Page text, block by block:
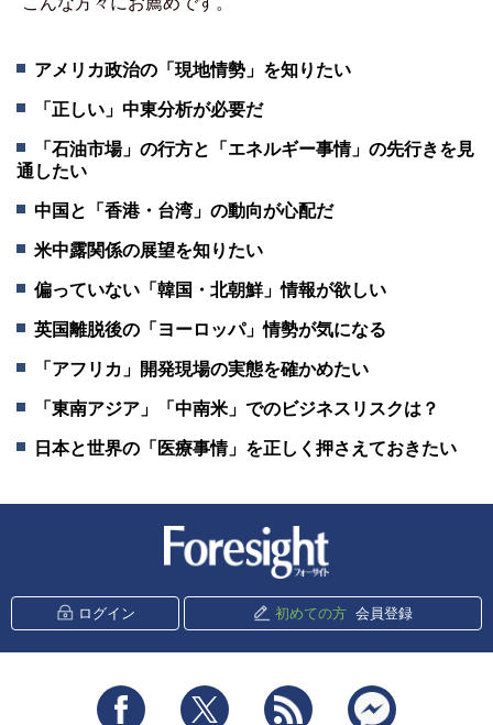
アメリカ政治の「現地情勢」を知りたい
「正しい」中東分析が必要だ
「石油市場」の行方と「エネルギー事情」の先行きを見
通したい
中国と「香港・台湾」の動向が心配だ
米中露関係の展望を知りたい
偏っていない「韓国・北朝鮮」情報が欲しい
英国離脱後の「ヨーロッパ」情勢が気になる
「アフリカ」開発現場の実態を確かめたい
「東南アジア」「中南米」でのビジネスリスクは？
日本と世界の「医療事情」を正しく押さえておきたい
ログイン 初めての方 会員登録
Facebook Twitter RSS